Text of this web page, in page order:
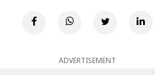
ADVERTISEMENT